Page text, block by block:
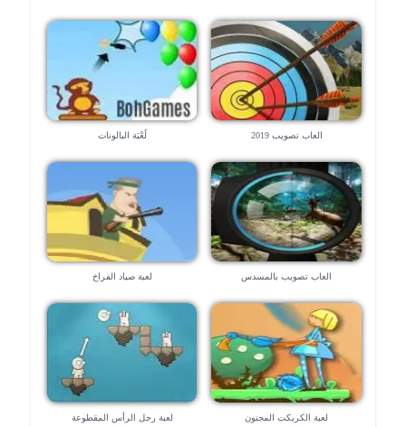
العاب تصويب 2019 لُعْبَة البالونات
العاب تصويب بالمسدس لعبة صياد الفراخ
لعبة الكريكت المجنون لعبة رجل الرأس المقطوعة